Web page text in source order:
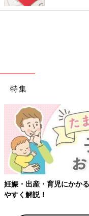
特集
り 【ワクチン接種